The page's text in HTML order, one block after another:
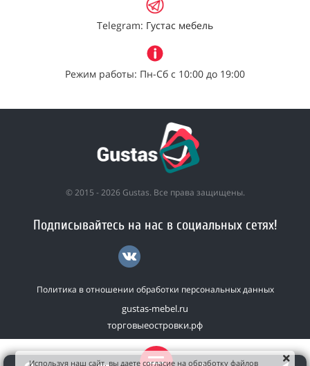
Telegram: Густас мебель
Режим работы: Пн-Сб с 10:00 до 19:00
© 2015 - 2026 Gustas. Все права защищены.
Подписывайтесь на нас в социальных сетях!
Политика в отношении обработки персональных данных
gustas-mebel.ru
торговыеостровки.рф
Используя наш сайт, вы даете согласие на обработку файлов